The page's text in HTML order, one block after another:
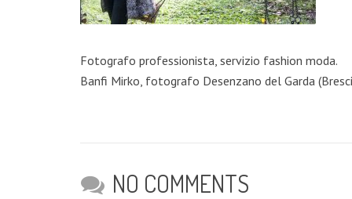
Fotografo professionista, servizio fashion moda.
Banfi Mirko, fotografo Desenzano del Garda
NO COMMENTS